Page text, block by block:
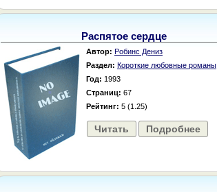
Распятое сердце
Автор: Робинс Дениз
Раздел: Короткие любовные романы
Год: 1993
Страниц: 67
Рейтинг: 5 (1.25)
Читать Подробнее